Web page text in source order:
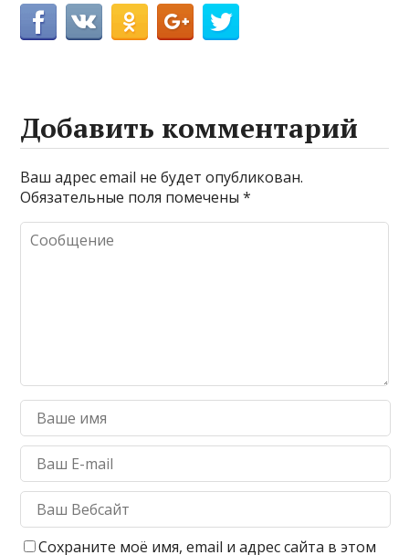
Добавить комментарий
Ваш адрес email не будет опубликован.
Обязательные поля помечены*
Сохраните моё имя, email и адрес сайта в этом